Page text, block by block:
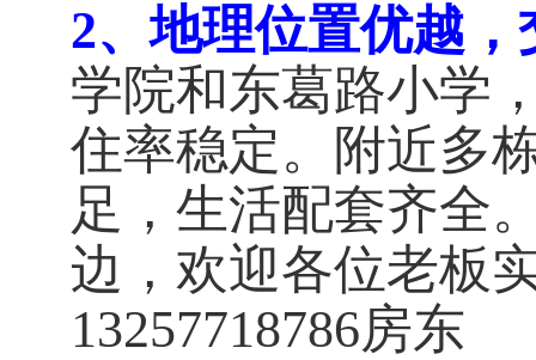
2、地理位置优越
学院和东葛路小学
住率稳定。附近多
足，生活配套齐全
边，欢迎各位老板
13257718786房东